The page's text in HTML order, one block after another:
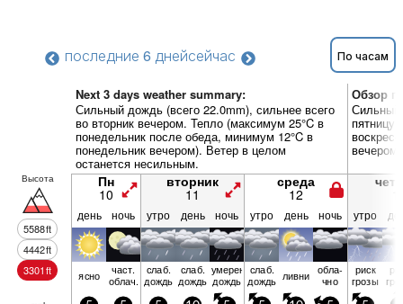
последние 6 днейсейчас По часам
Next 3 days weather summary:
Сильный дождь (всего 22.0mm), сильнее всего
во вторник вечером. Тепло (максимум 25°C в
понедельник после обеда, минимум 12°C в
понедельник вечером). Ветер в целом
останется несильным.
Обзор
Сильный
пятницу
Высота
5588ft
4442ft
3301ft
Пн
10
вторник
11
среда
12
день ночь утро день ночь утро день ночь утро
ясно част.
облач.
слаб.
дождь
слаб.
дождь
умерен.
дождь
слаб.
дождь ливни обла­
чно
риск
грозы